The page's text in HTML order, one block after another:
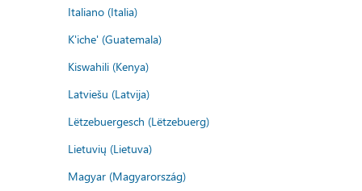
Italiano (Italia)
K'iche' (Guatemala)
Kiswahili (Kenya)
Latviešu (Latvija)
Lëtzebuergesch (Lëtzebuerg)
Lietuvių (Lietuva)
Magyar (Magyarország)